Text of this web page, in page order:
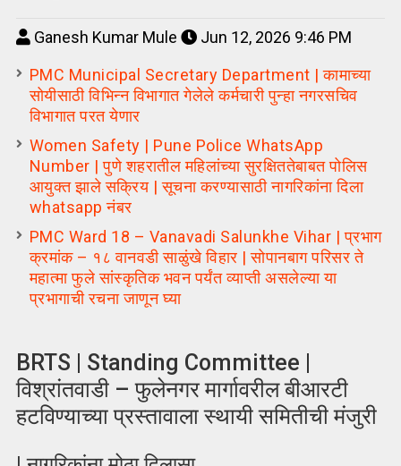
Ganesh Kumar Mule
Jun 12, 2026 9:46 PM
PMC Municipal Secretary Department | कामाच्या
सोयीसाठी विभिन्न विभागात गेलेले कर्मचारी पुन्हा नगरसचिव
विभागात परत येणार
Women Safety | Pune Police WhatsApp
Number | पुणे शहरातील महिलांच्या सुरक्षिततेबाबत पोलिस
आयुक्त झाले सक्रिय | सूचना करण्यासाठी नागरिकांना दिला
whatsapp नंबर
PMC Ward 18 – Vanavadi Salunkhe Vihar | प्रभाग
क्रमांक – १८ वानवडी साळुंखे विहार | सोपानबाग परिसर ते
महात्मा फुले सांस्कृतिक भवन पर्यंत व्याप्ती असलेल्या या
प्रभागाची रचना जाणून घ्या
BRTS | Standing Committee |
विश्रांतवाडी – फुलेनगर मार्गावरील बीआरटी
हटविण्याच्या प्रस्तावाला स्थायी समितीची मंजुरी